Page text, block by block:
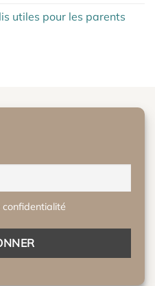
utiles pour les parents
confidentialité